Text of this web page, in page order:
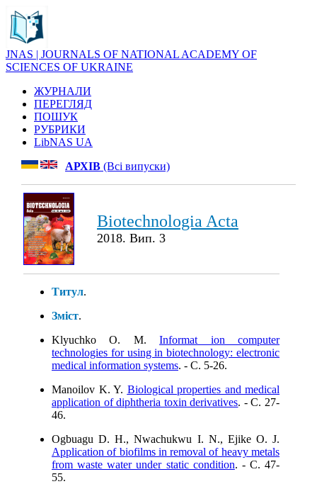
JNAS | JOURNALS OF NATIONAL ACADEMY OF
SCIENCES OF UKRAINE
ЖУРНАЛИ
ПЕРЕГЛЯД
ПОШУК
РУБРИКИ
LibNAS UA
АРХІВ (Всі випуски)
Biotechnologia Acta
2018. Вип. 3
Титул.
Зміст.
Klyuchko O. M.Informat ion computer
technologies for using in biotechnology: electronic
medical information systems. - C. 5-26.
Manoilov K. Y. Biological properties and medical
application of diphtheria toxin derivatives. - C. 27-
46.
Ogbuagu D. H., Nwachukwu I. N., Ejike O. J.
Application of biofilms in removal of heavy metals
from waste water under static condition. - C. 47-
55.